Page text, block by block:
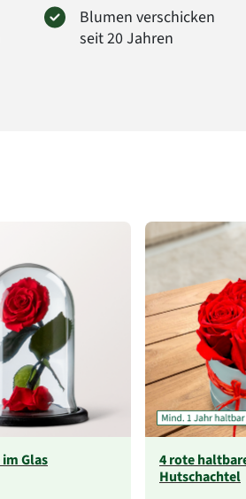
Blumen verschicken
seit 20 Jahren
Glas
4 rote
Hutschachtel